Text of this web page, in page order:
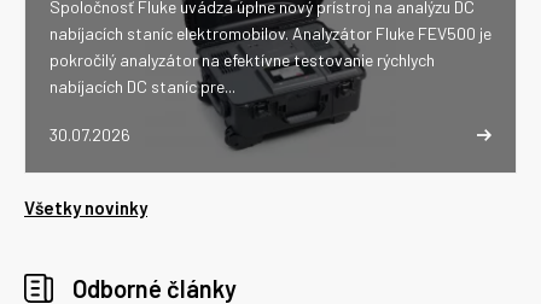
30.07.2026
Spoločnosť Fluke uvádza úplne nový prístroj na analýzu DC
nabíjacích staníc elektromobilov. Analyzátor Fluke FEV500 je
pokročilý analyzátor na efektívne testovanie rýchlych
nabíjacích DC staníc pre...
Všetky novinky
Odborné články